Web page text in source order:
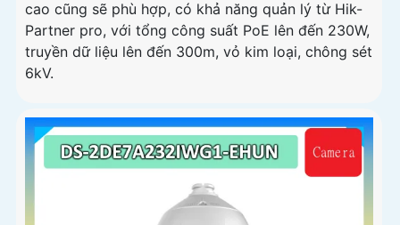
cao cũng sẽ phù hợp, có khả năng quản lý từ Hik-
Partner pro, với tổng công suất PoE lên đến 230W,
truyền dữ liệu lên đến 300m, vỏ kim loại, chông sét
6kV.